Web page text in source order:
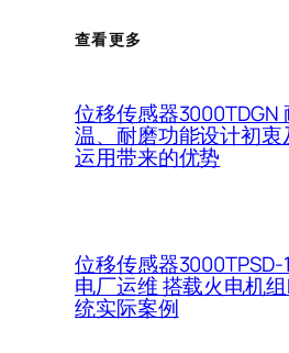
查看更多
位移传感器3000TDGN
温、耐磨功能设计初衷
运用带来的优势
位移传感器3000TPSD-
电厂运维 搭载火电机
统实际案例